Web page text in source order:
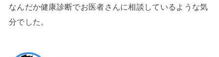
なんだか健康診断でお医者さんに相談しているような気
分でした。